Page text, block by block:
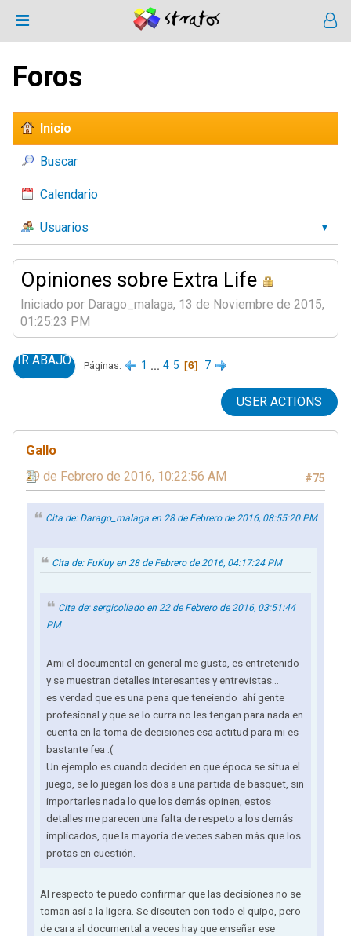
Foros
Inicio
Buscar
Calendario
Usuarios
Opiniones sobre Extra Life
Iniciado por Darago_malaga, 13 de Noviembre de 2015,
01:25:23 PM
IR ABAJO Páginas 1 4 5 6 7
USER ACTIONS
Gallo
#75
29 de Febrero de 2016, 10:22:56 AM
Cita de: Darago_malaga en 28 de Febrero de 2016, 08:55:20 PM
Cita de: FuKuy en 28 de Febrero de 2016, 04:17:24 PM
Cita de: sergicollado en 22 de Febrero de 2016, 03:51:44
PM
Ami el documental en general me gusta, es entretenido
y se muestran detalles interesantes y entrevistas...
es verdad que es una pena que teneiendo ahí gente
profesional y que se lo curra no les tengan para nada en
cuenta en la toma de decisiones esa actitud para mi es
bastante fea :(
Un ejemplo es cuando deciden en que época se situa el
juego, se lo juegan los dos a una partida de basquet, sin
importarles nada lo que los demás opinen, estos
detalles me parecen una falta de respeto a los demás
implicados, que la mayoría de veces saben más que los
protas en cuestión.
Al respecto te puedo confirmar que las decisiones no se
toman así a la ligera. Se discuten con todo el quipo, pero
de cara al documental a veces hay que enseñar ese